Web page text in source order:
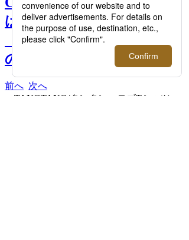
は“香りを食べるモノ”、
「天性のアイドルカレー」
の正体とは >>
前へ 次へ
＜TANGTANG/タンタン＞ロゴTシャツ